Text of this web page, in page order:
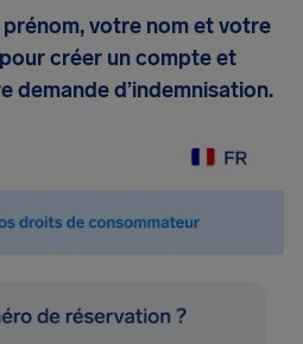
votre nom et votre
créer un compte et
demande d’indemnisation.